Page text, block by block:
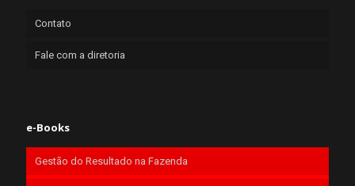
Contato
Fale com a diretoria
e-Books
Gestão do Resultado na Fazenda